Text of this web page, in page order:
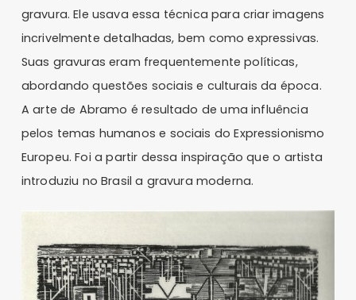
gravura. Ele usava essa técnica para criar imagens
incrivelmente detalhadas, bem como expressivas.
Suas gravuras eram frequentemente políticas,
abordando questões sociais e culturais da época.
A arte de Abramo é resultado de uma influência
pelos temas humanos e sociais do Expressionismo
Europeu. Foi a partir dessa inspiração que o artista
introduziu no Brasil a gravura moderna.